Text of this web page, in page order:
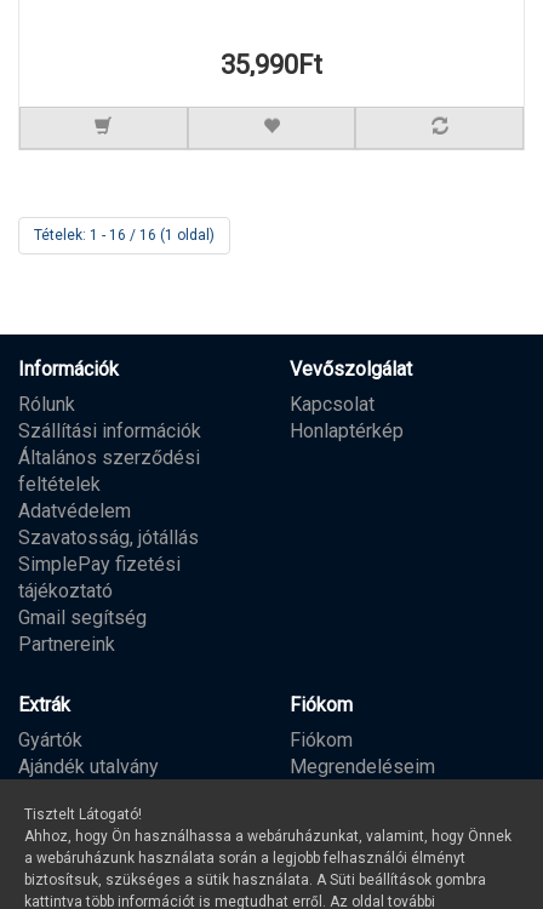
35,990Ft
Tételek: 1 - 16 / 16 (1 oldal)
Információk
Rólunk
Szállítási információk
Általános szerződési
feltételek
Adatvédelem
Szavatosság, jótállás
SimplePay fizetési
tájékoztató
Gmail segítség
Partnereink
Vevőszolgálat
Kapcsolat
Honlaptérkép
Extrák
Gyártók
Ajándék utalvány
Fiókom
Fiókom
Megrendeléseim
Tisztelt Látogató!
Ahhoz, hogy Ön használhassa a webáruházunkat, valamint, hogy Önnek
a webáruházunk használata során a legjobb felhasználói élményt
biztosítsuk, szükséges a sütik használata. A Süti beállítások gombra
kattintva több információt is megtudhat erről. Az oldal további